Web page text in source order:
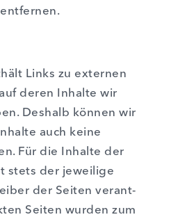
Links zu exter­nen
deren Inhal­te wir
Des­halb kön­nen wir
auch kei­ne
Für die Inhal­te der
stets der jewei­li­ge
der Sei­ten ver­ant­
Sei­ten wur­den zum